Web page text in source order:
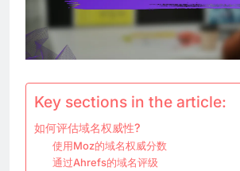
Key sections in the article:
如何评估域名权威性?
使用Moz的域名权威分数
通过Ahrefs的域名评级